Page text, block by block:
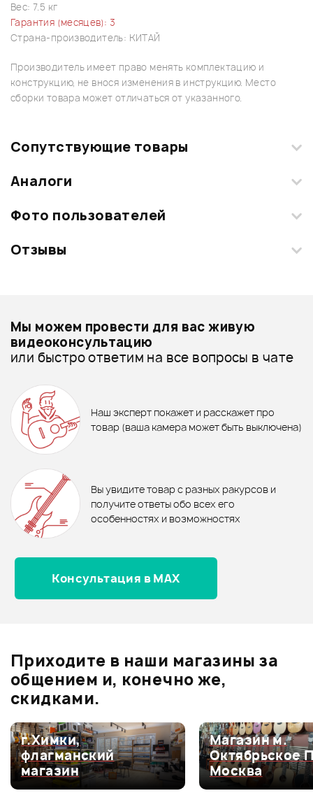
Вес: 7.5 кг
Гарантия (месяцев): 3
Страна-производитель: КИТАЙ
Производитель имеет право менять комплектацию и
конструкцию, не внося изменения в инструкцию. Место
сборки товара может отличаться от указанного.
Сопутствующие товары
1 140 ₽
Разъем NEUTRIK NL2FX
В корзину
ХИТ
СТОЙКИ SOUNDKING DI005
Аналоги
7%
158 ₽ 170 ₽
КОЛОНОЧНЫЙ КАБЕЛЬ STAGG
ROLL HP65/1,5H
В корзину
Фото пользователей
Загрузите свои фотографии купленного товара и получите
Отзывы
Отзывы
0.0
Оценка5
Оценка4
Оценка1
Кабели акустические - дешевле
Кабели акустические - дороже
Кабели акустические - новинки
Мой отзыв о товаре
Ваша оценка:
Мы можем провести для вас живую
видеоконсультацию
или быстро ответим на все вопросы в чате
Наш эксперт покажет и расскажет про
товар (ваша камера может быть выключена)
Вы увидите товар с разных ракурсов и
получите ответы обо всех его
особенностях и возможностях
Консультация в MAX
Приходите в наши магазины за
общением и, конечно же,
скидками.
г.Химки,
флагманский
магазин
Магазин м.
Октябрьское
Москва